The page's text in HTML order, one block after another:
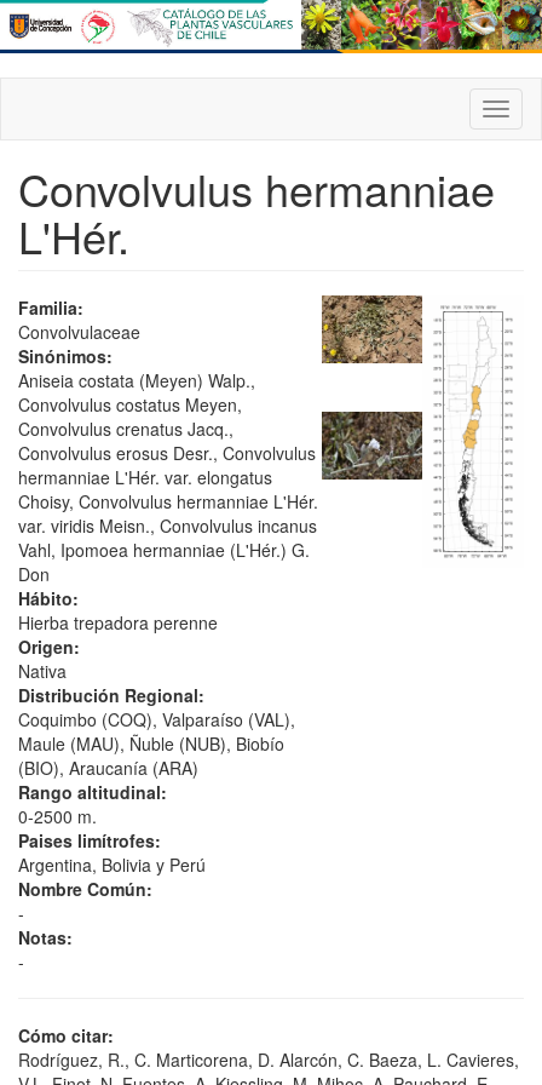
Pasar
al
contenido
principal
Convolvulus hermanniae
L'Hér.
Familia:
Convolvulaceae
Sinónimos:
Aniseia costata (Meyen) Walp.,
Convolvulus costatus Meyen,
Convolvulus crenatus Jacq.,
Convolvulus erosus Desr., Convolvulus
hermanniae L'Hér. var. elongatus
Choisy, Convolvulus hermanniae L'Hér.
var. viridis Meisn., Convolvulus incanus
Vahl, Ipomoea hermanniae (L'Hér.) G.
Don
Hábito:
Hierba trepadora perenne
Origen:
Nativa
Distribución Regional:
Coquimbo (COQ), Valparaíso (VAL),
Maule (MAU), Ñuble (NUB), Biobío
(BIO), Araucanía (ARA)
Rango altitudinal:
0-2500 m.
Paises limítrofes:
Argentina, Bolivia y Perú
Nombre Común:
-
Notas:
-
Cómo citar:
Rodríguez, R., C. Marticorena, D. Alarcón, C. Baeza, L. Cavieres,